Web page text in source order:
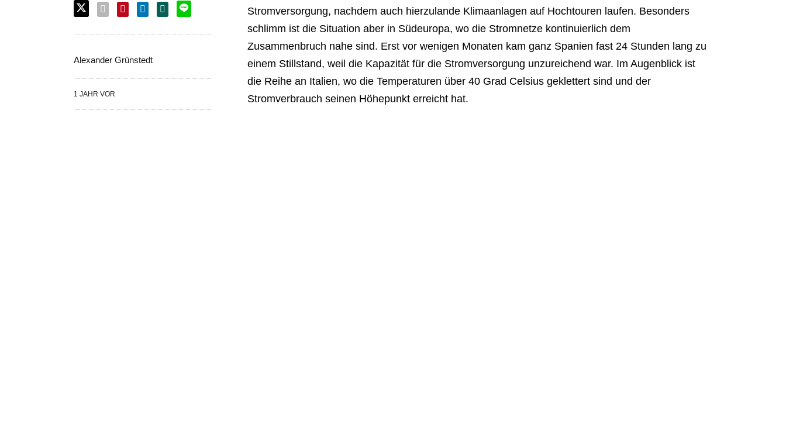
Stromversorgung, nachdem auch hierzulande Klimaanlagen auf Hochtouren laufen. Besonders
schlimm ist die Situation aber in Südeuropa, wo die Stromnetze kontinuierlich dem
Zusammenbruch nahe sind. Erst vor wenigen Monaten kam ganz Spanien fast 24 Stunden lang zu
einem Stillstand, weil die Kapazität für die Stromversorgung unzureichend war. Im Augenblick ist
die Reihe an Italien, wo die Temperaturen über 40 Grad Celsius geklettert sind und der
Stromverbrauch seinen Höhepunkt erreicht hat.
Alexander Grünstedt
1 JAHR VOR